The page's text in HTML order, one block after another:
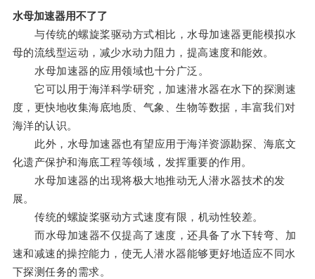
水母加速器用不了了
与传统的螺旋桨驱动方式相比，水母加速器更能模拟水
母的流线型运动，减少水动力阻力，提高速度和能效。
水母加速器的应用领域也十分广泛。
它可以用于海洋科学研究，加速潜水器在水下的探测速
度，更快地收集海底地质、气象、生物等数据，丰富我们对
海洋的认识。
此外，水母加速器也有望应用于海洋资源勘探、海底文
化遗产保护和海底工程等领域，发挥重要的作用。
水母加速器的出现将极大地推动无人潜水器技术的发
展。
传统的螺旋桨驱动方式速度有限，机动性较差。
而水母加速器不仅提高了速度，还具备了水下转弯、加
速和减速的操控能力，使无人潜水器能够更好地适应不同水
下探测任务的需求。